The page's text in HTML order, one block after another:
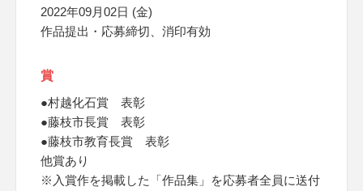
2022年09月02日 (金)
作品提出・応募締切、消印有効
賞
●村越化石賞 表彰
●藤枝市長賞 表彰
●藤枝市教育長賞 表彰
他賞あり
※入賞作を掲載した「作品集」を応募者全員に送付